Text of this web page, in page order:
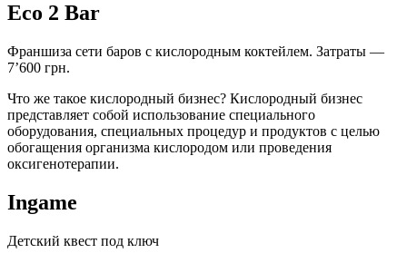
Eco 2 Bar
Франшиза сети баров с кислородным коктейлем. Затраты —
7’600 грн.
Что же такое кислородный бизнес? Кислородный бизнес
представляет собой использование специального
оборудования, специальных процедур и продуктов с целью
обогащения организма кислородом или проведения
оксигенотерапии.
Ingame
Детский квест под ключ